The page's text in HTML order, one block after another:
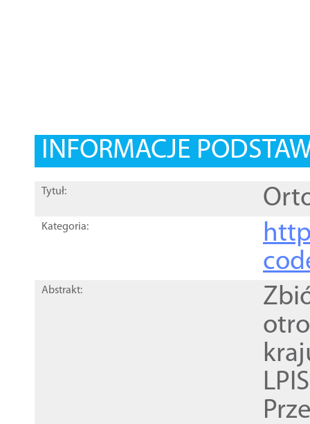
INFORMACJE
Tytuł:
Kategoria:
Abstrakt: